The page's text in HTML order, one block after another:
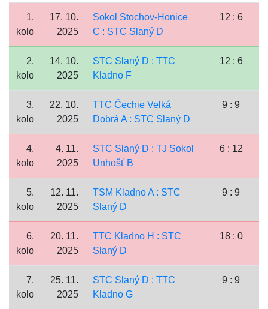
1.
kolo
17. 10.
2025
Sokol Stochov-Honice
C : STC Slaný D
12 : 6
2.
kolo
14. 10.
2025
STC Slaný D : TTC
Kladno F
12 : 6
3.
kolo
22. 10.
2025
TTC Čechie Velká
Dobrá A : STC Slaný D
9 : 9
4.
kolo
4. 11.
2025
STC Slaný D : TJ Sokol
Unhošť B
6 : 12
5.
kolo
12. 11.
2025
TSM Kladno A : STC
Slaný D
9 : 9
6.
kolo
20. 11.
2025
TTC Kladno H : STC
Slaný D
18 : 0
7.
kolo
25. 11.
2025
STC Slaný D : TTC
Kladno G
9 : 9